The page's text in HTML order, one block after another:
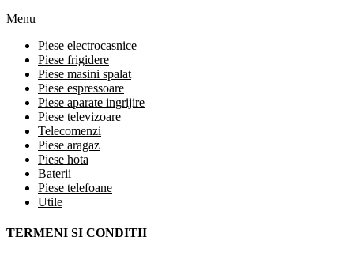
Menu
Piese electrocasnice
Piese frigidere
Piese masini spalat
Piese espressoare
Piese aparate ingrijire
Piese televizoare
Telecomenzi
Piese aragaz
Piese hota
Baterii
Piese telefoane
Utile
TERMENI SI CONDITII